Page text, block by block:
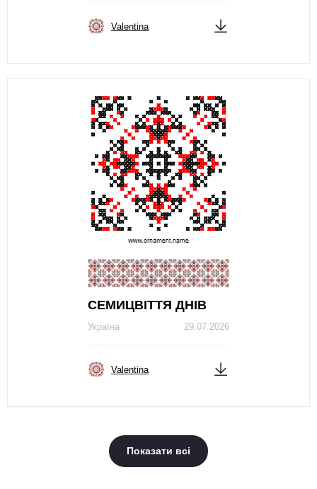
Valentina
СЕМИЦВІТТЯ ДНІВ
29.07.2026
Україна
Valentina
Показати всі